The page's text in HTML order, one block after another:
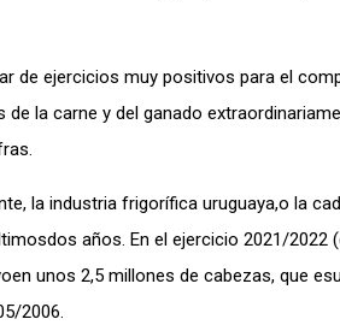
de ejercicios muy positivos para el
la carne y del ganado
la industria frigorífica uruguaya,o la
años. En el ejercicio 2021/
unos 2,5 millones de cabezas, que
2006.